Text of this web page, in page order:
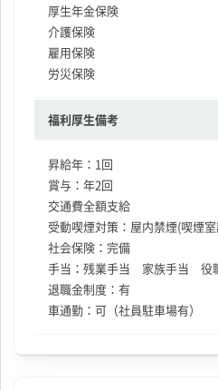
厚生年金保険
介護保険
雇用保険
労災保険
福利厚生備考
昇給年：1回
賞与：年2回
交通費全額支給
受動喫煙対策：屋内禁煙(喫煙
社会保険：完備
手当：残業手当 家族手当 役
退職金制度：有
車通勤：可（社員駐車場有）